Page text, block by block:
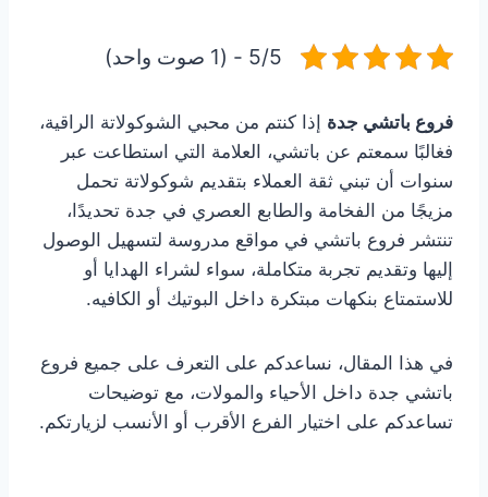
5/5 - (1 صوت واحد)
فروع باتشي جدة إذا كنتم من محبي الشوكولاتة الراقية،
فغالبًا سمعتم عن باتشي، العلامة التي استطاعت عبر
سنوات أن تبني ثقة العملاء بتقديم شوكولاتة تحمل
مزيجًا من الفخامة والطابع العصري في جدة تحديدًا،
تنتشر فروع باتشي في مواقع مدروسة لتسهيل الوصول
إليها وتقديم تجربة متكاملة، سواء لشراء الهدايا أو
للاستمتاع بنكهات مبتكرة داخل البوتيك أو الكافيه.
في هذا المقال، نساعدكم على التعرف على جميع فروع
باتشي جدة داخل الأحياء والمولات، مع توضيحات
تساعدكم على اختيار الفرع الأقرب أو الأنسب لزيارتكم.